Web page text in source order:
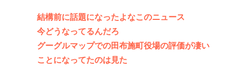
結構前に話題になったよなこのニュース
今どうなってるんだろ
グーグルマップでの田布施町役場の評価が凄い
ことになってたのは見た